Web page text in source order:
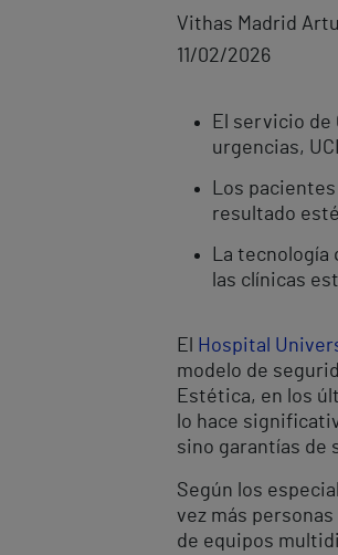
Vithas Madrid
11/02/2026
El servicio
urgencias,
Los
resultado
La
las clínicas
El Hospital
modelo de
Estética, en los
lo hace
sino garantías de
Según los
vez más
de equipos